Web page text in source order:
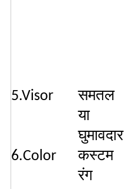
5.Visor
समतल
या
घुमावदार
6.Color
कस्टम
रंग